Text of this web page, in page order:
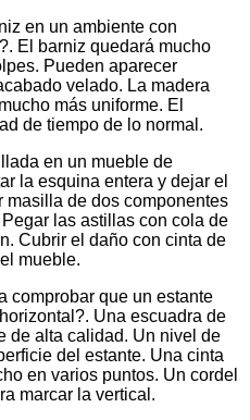
en un ambiente con
El barniz quedará mucho
Pueden aparecer
velado. La madera
más uniforme. El
de tiempo de lo normal.
en un mueble de
la esquina entera y dejar el
masilla de dos componentes
las astillas con cola de
Cubrir el daño con cinta de
mueble.
comprobar que un estante
Una escuadra de
de alta calidad. Un nivel de
del estante. Una cinta
en varios puntos. Un cordel
marcar la vertical.